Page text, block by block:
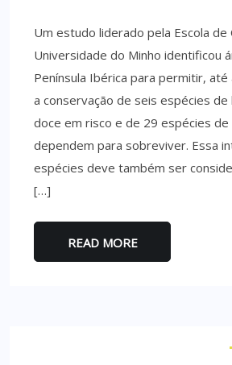
Um estudo liderado pela Escola de
Universidade do Minho identificou
Península Ibérica para permitir,
a conservação de seis espécies de
doce em risco e de 29 espécies
dependem para sobreviver. Essa
espécies deve também ser
[…]
READ MORE